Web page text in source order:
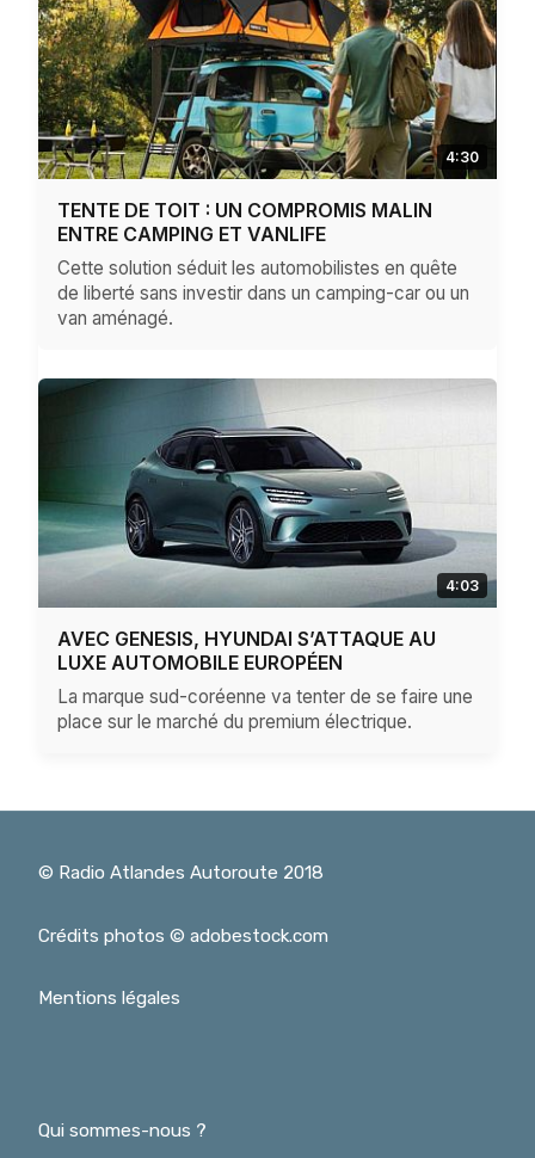
4:30
TENTE DE TOIT : UN COMPROMIS MALIN
ENTRE CAMPING ET VANLIFE
Cette solution séduit les automobilistes en quête
de liberté sans investir dans un camping-car ou un
van aménagé.
4:03
AVEC GENESIS, HYUNDAI S’ATTAQUE AU
LUXE AUTOMOBILE EUROPÉEN
La marque sud-coréenne va tenter de se faire une
place sur le marché du premium électrique.
© Radio Atlandes Autoroute 2018
Crédits photos © adobestock.com
Mentions légales
Qui sommes-nous ?